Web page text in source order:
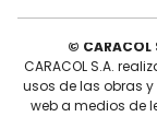
©
CARACOL S.A.
usos de las obras
web a medios de